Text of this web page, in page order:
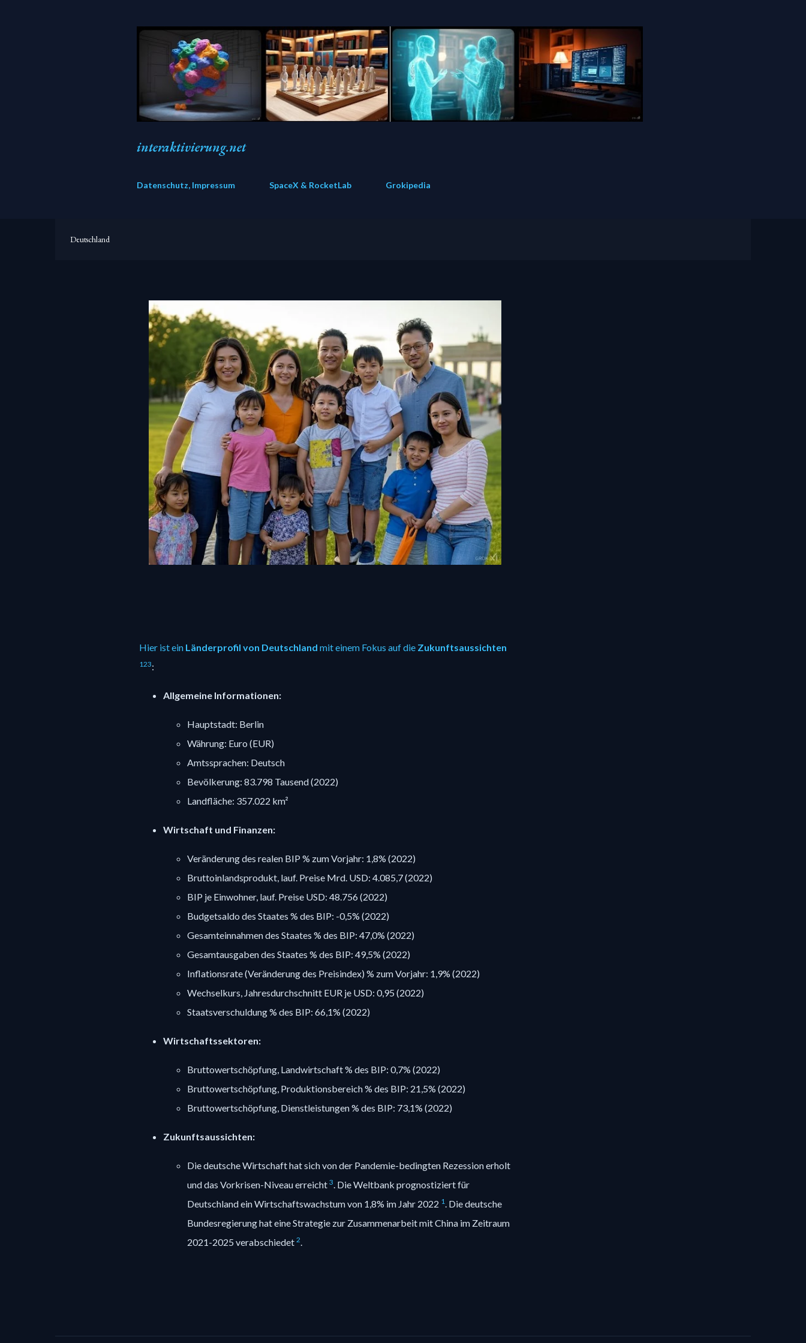
interaktivierung.net
Datenschutz, Impressum SpaceX & RocketLab Grokipedia
Deutschland
Hier ist ein Länderprofil von Deutschland mit einem Fokus auf die Zukunftsaussichten
123:
Allgemeine Informationen:
Hauptstadt: Berlin
Währung: Euro (EUR)
Amtssprachen: Deutsch
Bevölkerung: 83.798 Tausend (2022)
Landfläche: 357.022 km²
Wirtschaft und Finanzen:
Veränderung des realen BIP % zum Vorjahr: 1,8% (2022)
Bruttoinlandsprodukt, lauf. Preise Mrd. USD: 4.085,7 (2022)
BIP je Einwohner, lauf. Preise USD: 48.756 (2022)
Budgetsaldo des Staates % des BIP: -0,5% (2022)
Gesamteinnahmen des Staates % des BIP: 47,0% (2022)
Gesamtausgaben des Staates % des BIP: 49,5% (2022)
Inflationsrate (Veränderung des Preisindex) % zum Vorjahr: 1,9% (2022)
Wechselkurs, Jahresdurchschnitt EUR je USD: 0,95 (2022)
Staatsverschuldung % des BIP: 66,1% (2022)
Wirtschaftssektoren:
Bruttowertschöpfung, Landwirtschaft % des BIP: 0,7% (2022)
Bruttowertschöpfung, Produktionsbereich % des BIP: 21,5% (2022)
Bruttowertschöpfung, Dienstleistungen % des BIP: 73,1% (2022)
Zukunftsaussichten:
Die deutsche Wirtschaft hat sich von der Pandemie-bedingten Rezession erholt
und das Vorkrisen-Niveau erreicht 3. Die Weltbank prognostiziert für
Deutschland ein Wirtschaftswachstum von 1,8% im Jahr 2022 1. Die deutsche
Bundesregierung hat eine Strategie zur Zusammenarbeit mit China im Zeitraum
2021-2025 verabschiedet 2.